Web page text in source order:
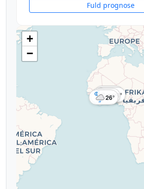
Fuld prognose
25°
22°
26°23°
26°23°
+
−